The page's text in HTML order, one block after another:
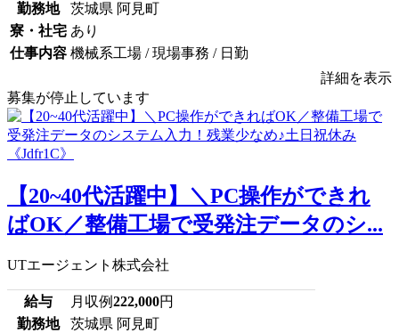
勤務地
茨城県 阿見町
寮・社宅 あり
仕事内容 機械系工場 / 現場事務 / 日勤
詳細を表示
募集が停止しています
【20~40代活躍中】＼PC操作ができれ
ばOK／整備工場で受発注データのシ...
UTエージェント株式会社
給与 月収例222,000円
勤務地
茨城県 阿見町